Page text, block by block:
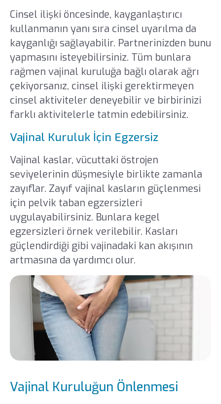
Cinsel ilişki öncesinde, kayganlaştırıcı
kullanmanın yanı sıra cinsel uyarılma da
kayganlığı sağlayabilir. Partnerinizden bunu
yapmasını isteyebilirsiniz. Tüm bunlara
rağmen vajinal kuruluğa bağlı olarak ağrı
çekiyorsanız, cinsel ilişki gerektirmeyen
cinsel aktiviteler deneyebilir ve birbirinizi
farklı aktivitelerle tatmin edebilirsiniz.
Vajinal Kuruluk İçin Egzersiz
Vajinal kaslar, vücuttaki östrojen
seviyelerinin düşmesiyle birlikte zamanla
zayıflar. Zayıf vajinal kasların güçlenmesi
için pelvik taban egzersizleri
uygulayabilirsiniz. Bunlara kegel
egzersizleri örnek verilebilir. Kasları
güçlendirdiği gibi vajinadaki kan akışının
artmasına da yardımcı olur.
Vajinal Kuruluğun Önlenmesi